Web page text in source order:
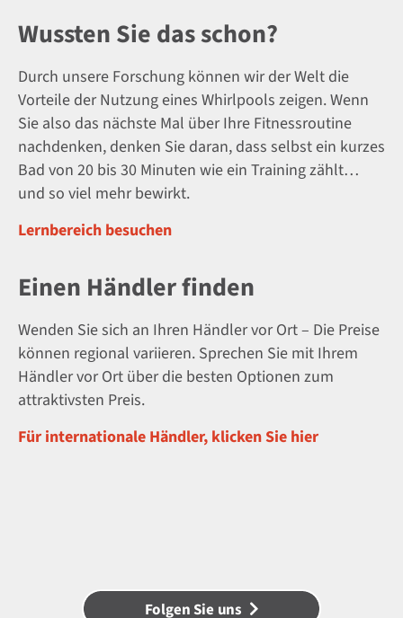
Wussten Sie das schon?
Durch unsere Forschung können wir der Welt die
Vorteile der Nutzung eines Whirlpools zeigen. Wenn
Sie also das nächste Mal über Ihre Fitnessroutine
nachdenken, denken Sie daran, dass selbst ein kurzes
Bad von 20 bis 30 Minuten wie ein Training zählt…
und so viel mehr bewirkt.
Lernbereich besuchen
Einen Händler finden
Wenden Sie sich an Ihren Händler vor Ort – Die Preise
können regional variieren. Sprechen Sie mit Ihrem
Händler vor Ort über die besten Optionen zum
attraktivsten Preis.
Für internationale Händler, klicken Sie hier
Folgen Sie uns